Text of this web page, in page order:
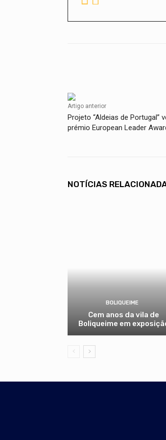
Artigo anterior
Projeto “Aldeias de Portugal”
prémio European Leader
NOTÍCIAS
BOLIQUEIME
Cem anos da vila de
Boliqueime em